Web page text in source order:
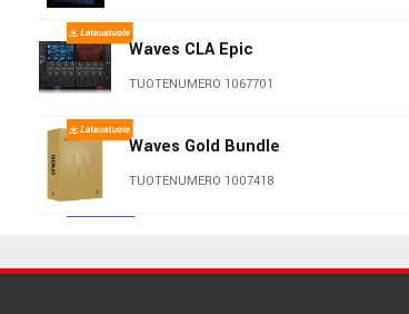
Aktivointi:
Windows
Suoritin:Intel Core i5 tai AMD moniydinprosessori
Muisti:
Yhteensopivuus:AAX tai VST3 -yhteensopiva
Aktivointi:iLok-tili ja internet-yhteys vaaditaan
Waves CLA Epic
TUOTENUMERO 1067701
Waves Gold Bundle
TUOTENUMERO 1007418